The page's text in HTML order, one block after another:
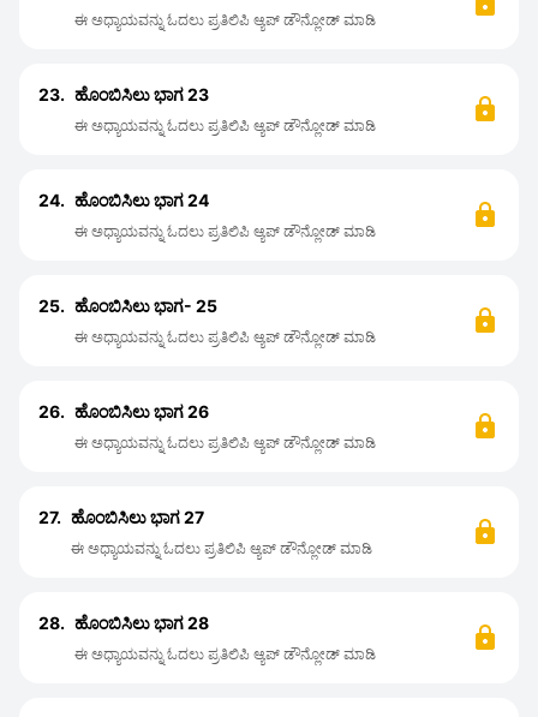
ಈ ಅಧ್ಯಾಯವನ್ನು ಓದಲು ಪ್ರತಿಲಿಪಿ ಆ್ಯಪ್ ಡೌನ್ಲೋಡ್ ಮಾಡಿ
23. ಹೊಂಬಿಸಿಲು ಭಾಗ 23
ಈ ಅಧ್ಯಾಯವನ್ನು ಓದಲು ಪ್ರತಿಲಿಪಿ ಆ್ಯಪ್ ಡೌನ್ಲೋಡ್ ಮಾಡಿ
24. ಹೊಂಬಿಸಿಲು ಭಾಗ 24
ಈ ಅಧ್ಯಾಯವನ್ನು ಓದಲು ಪ್ರತಿಲಿಪಿ ಆ್ಯಪ್ ಡೌನ್ಲೋಡ್ ಮಾಡಿ
25. ಹೊಂಬಿಸಿಲು ಭಾಗ- 25
ಈ ಅಧ್ಯಾಯವನ್ನು ಓದಲು ಪ್ರತಿಲಿಪಿ ಆ್ಯಪ್ ಡೌನ್ಲೋಡ್ ಮಾಡಿ
26. ಹೊಂಬಿಸಿಲು ಭಾಗ 26
ಈ ಅಧ್ಯಾಯವನ್ನು ಓದಲು ಪ್ರತಿಲಿಪಿ ಆ್ಯಪ್ ಡೌನ್ಲೋಡ್ ಮಾಡಿ
27. ಹೊಂಬಿಸಿಲು ಭಾಗ 27
ಈ ಅಧ್ಯಾಯವನ್ನು ಓದಲು ಪ್ರತಿಲಿಪಿ ಆ್ಯಪ್ ಡೌನ್ಲೋಡ್ ಮಾಡಿ
28. ಹೊಂಬಿಸಿಲು ಭಾಗ 28
ಈ ಅಧ್ಯಾಯವನ್ನು ಓದಲು ಪ್ರತಿಲಿಪಿ ಆ್ಯಪ್ ಡೌನ್ಲೋಡ್ ಮಾಡಿ